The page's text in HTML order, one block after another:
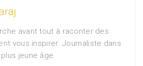
avant tout à raconter des
vous inspirer. Journaliste dans
jeune âge.